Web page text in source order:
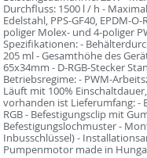
Durchfluss: 1500 l / h -
Edelstahl, PPS-GF40, EPDM-
poliger Molex- und 4-poliger
Spezifikationen: -
205 ml - Gesamthöhe des
65x34mm - D-RGB-Stecker
Betriebsregime: - PWM-
Läuft mit 100%
vorhanden ist Lieferumfang: -
RGB - Befestigungsclip mit
Befestigungslochmuster -
Inbusschlüssel) -
Pumpenmotor made in